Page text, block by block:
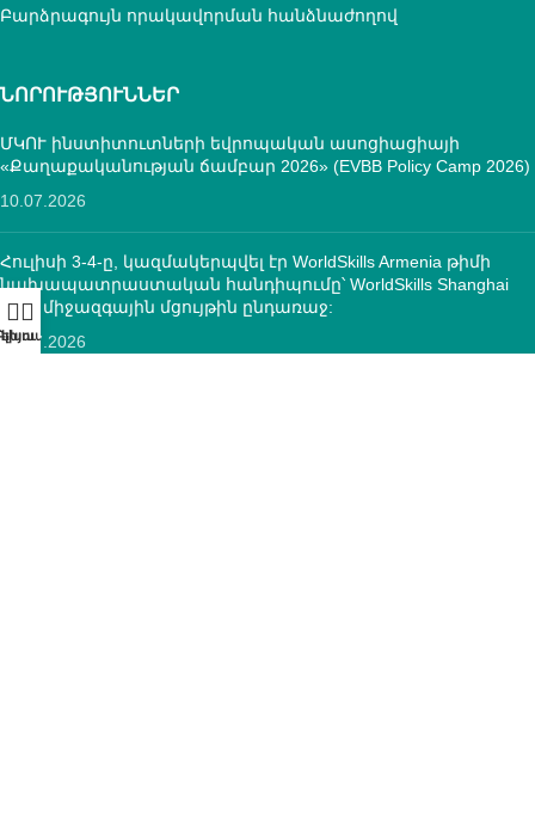
Բարձրագույն որակավորման հանձնաժողով
ՆՈՐՈՒԹՅՈՒՆՆԵՐ
ՄԿՈՒ ինստիտուտների եվրոպական ասոցիացիայի
«Քաղաքականության ճամբար 2026» (EVBB Policy Camp 2026)
10.07.2026
Հուլիսի 3-4-ը, կազմակերպվել էր WorldSkills Armenia թիմի
նախապատրաստական հանդիպումը՝ WorldSkills Shanghai
2026 միջազգային մցույթին ընդառաջ:
10.07.2026